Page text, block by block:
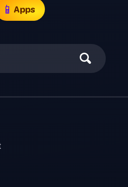
📱 Apps